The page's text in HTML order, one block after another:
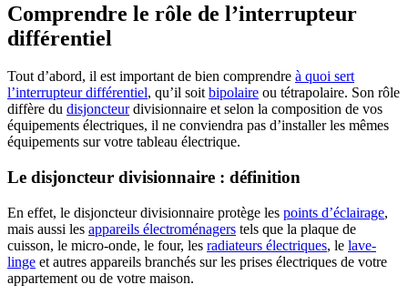
Comprendre le rôle de l’interrupteur
différentiel
Tout d’abord, il est important de bien comprendre à quoi sert
l’interrupteur différentiel, qu’il soitbipolaire ou tétrapolaire. Son rôle
diffère du disjoncteurdivisionnaire et selon la composition de vos
équipements électriques, il ne conviendra pas d’installer les mêmes
équipements sur votre tableau électrique.
Le disjoncteur divisionnaire : définition
En effet, le disjoncteur divisionnaire protège les points d’éclairage,
mais aussi les appareils électroménagers tels que la plaque de
cuisson, le micro-onde, le four, les radiateurs électriques, le lave-
linge et autres appareils branchés sur les prises électriques de votre
appartement ou de votre maison.